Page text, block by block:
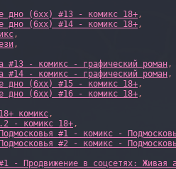
дно (6xx) #13 - комикс 18+,
дно (6xx) #14 - комикс 18+,
,
,
#13 - комикс - графический роман,
#14 - комикс - графический роман,
дно (6xx) #15 - комикс 18+,
дно (6xx) #16 - комикс 18+,
комикс,
- комикс 18+,
#1 - комикс -
#2 - комикс -
- Продвижение в соцсетях: Живая